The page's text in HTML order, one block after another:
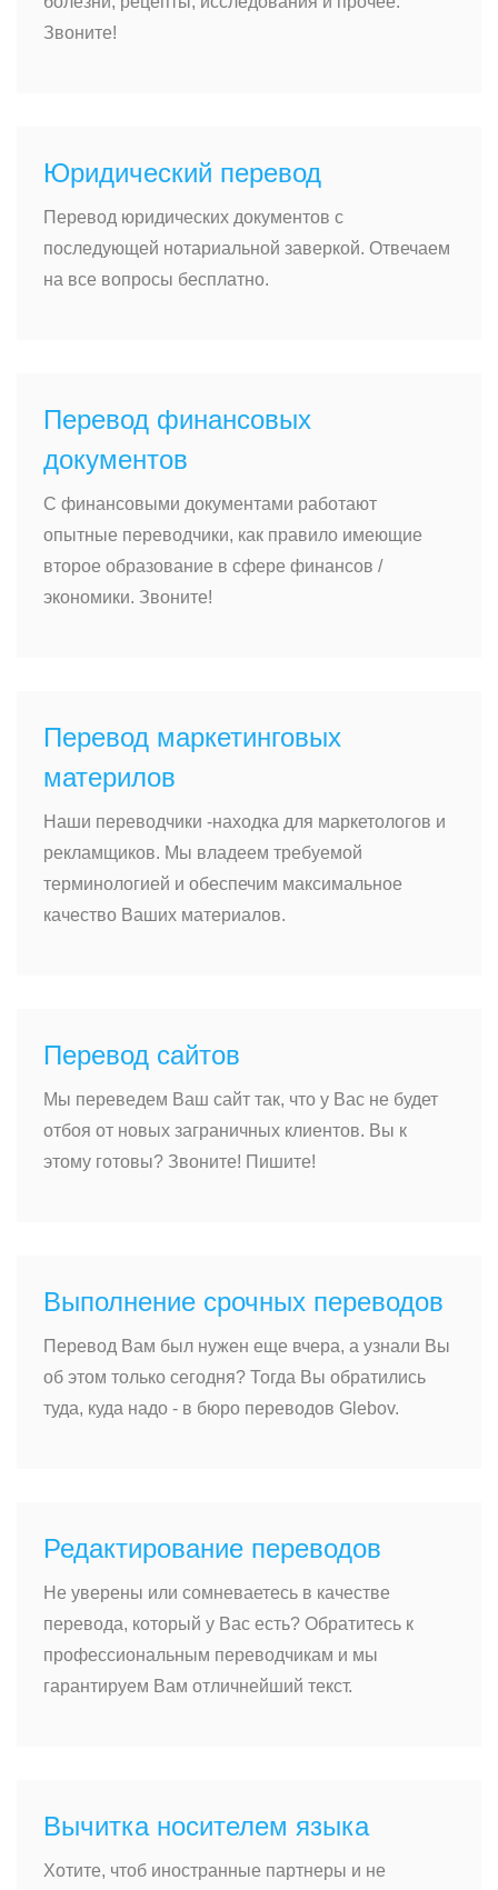
Звоните!
Юридический перевод
Перевод юридических документов с
последующей нотариальной заверкой. Отвечаем
на все вопросы бесплатно.
Перевод финансовых
документов
С финансовыми документами работают
опытные переводчики, как правило имеющие
второе образование в сфере финансов /
экономики. Звоните!
Перевод маркетинговых
материлов
Наши переводчики -находка для маркетологов и
рекламщиков. Мы владеем требуемой
терминологией и обеспечим максимальное
качество Ваших материалов.
Перевод сайтов
Мы переведем Ваш сайт так, что у Вас не будет
отбоя от новых заграничных клиентов. Вы к
этому готовы? Звоните! Пишите!
Выполнение срочных переводов
Перевод Вам был нужен еще вчера, а узнали Вы
об этом только сегодня? Тогда Вы обратились
туда, куда надо - в бюро переводов Glebov.
Редактирование переводов
Не уверены или сомневаетесь в качестве
перевода, который у Вас есть? Обратитесь к
профессиональным переводчикам и мы
гарантируем Вам отличнейший текст.
Вычитка носителем языка
Хотите, чтоб иностранные партнеры и не